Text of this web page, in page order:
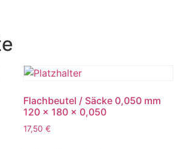
Flachbeutel / Säcke 0,050 mm
120 x 180 x 0,050
17,50 €